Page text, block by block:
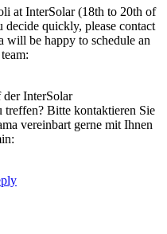
at InterSolar (18th to 20th of
quickly, please contact
will be happy to schedule an
InterSolar
Bitte kontaktieren Sie
vereinbart gerne mit Ihnen